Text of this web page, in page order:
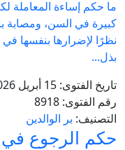
ما حكم إساءة المعاملة
كبيرة في السن، ومصابة
نظرًا لإضرارها بنفسها
بذل...
تاريخ الفتوى:
رقم الفتوى:
التصنيف: بر الوالدين
حكم الرجوع في